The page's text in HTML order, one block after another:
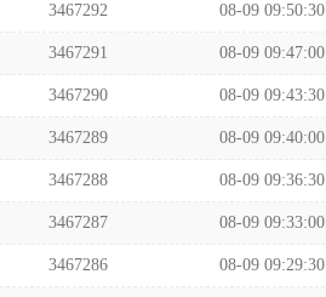
3467292 08-09 09:50:30
3467291 08-09 09:47:00
3467290 08-09 09:43:30
3467289 08-09 09:40:00
3467288 08-09 09:36:30
3467287 08-09 09:33:00
3467286 08-09 09:29:30